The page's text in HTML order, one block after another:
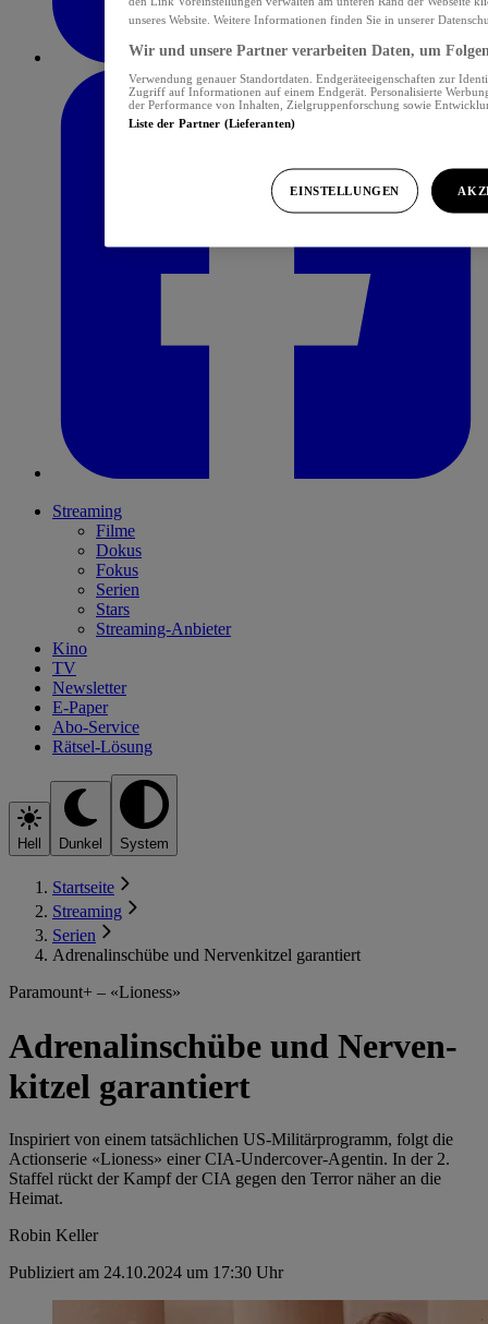
Streaming
Filme
Dokus
Fokus
Serien
Stars
Streaming-Anbieter
Kino
TV
Newsletter
E-Paper
Abo-Service
Rätsel-Lösung
Hell Dunkel System
Startseite
Streaming
Serien
Adrenalinschübe und Nerven­kitzel garantiert
Paramount+ – «Lioness»
Adrenalinschübe und Nerven­
kitzel garantiert
Inspiriert von einem tatsächlichen US-Militärprogramm, folgt die
Actionserie «Lioness» einer CIA-Undercover-Agentin. In der 2.
Staffel rückt der Kampf der CIA gegen den Terror näher an die
Heimat.
Robin Keller
Publiziert am 24.10.2024 um 17:30 Uhr
unseres Website. Weitere Informationen finden Sie in unserer
Wir und unsere Partner verarbeiten Daten, um
Verwendung genauer Standortdaten. Endgeräteeigenschaften zur
Zugriff auf Informationen auf einem Endgerät. Personalisierte
der Performance von Inhalten, Zielgruppenforschung sowie
Liste der Partner (Lieferanten)
EINSTELLUNGEN